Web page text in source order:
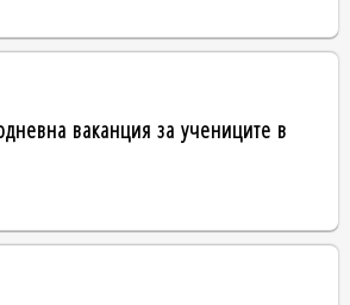
ваканция за учениците в